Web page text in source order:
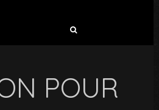
POUR